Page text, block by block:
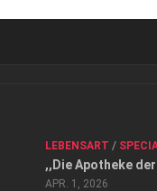
Top Magazin
LEBENSART /
,,Die Apotheke
APR. 1, 2026